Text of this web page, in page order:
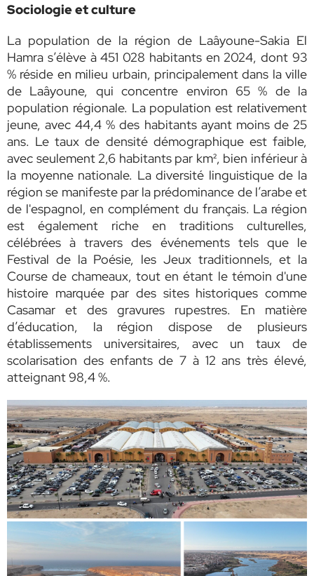
Sociologie et culture
La population de la région de Laâyoune-Sakia El
Hamra s’élève à 451 028 habitants en 2024, dont 93
% réside en milieu urbain, principalement dans la ville
de Laâyoune, qui concentre environ 65 % de la
population régionale. La population est relativement
jeune, avec 44,4 % des habitants ayant moins de 25
ans. Le taux de densité démographique est faible,
avec seulement 2,6 habitants par km², bien inférieur à
la moyenne nationale. La diversité linguistique de la
région se manifeste par la prédominance de l’arabe et
de l'espagnol, en complément du français. La région
est également riche en traditions culturelles,
célébrées à travers des événements tels que le
Festival de la Poésie, les Jeux traditionnels, et la
Course de chameaux, tout en étant le témoin d'une
histoire marquée par des sites historiques comme
Casamar et des gravures rupestres. En matière
d’éducation, la région dispose de plusieurs
établissements universitaires, avec un taux de
scolarisation des enfants de 7 à 12 ans très élevé,
atteignant 98,4 %.